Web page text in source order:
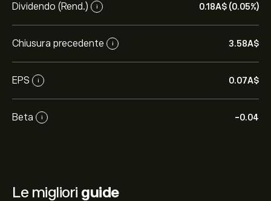
Dividendo (Rend.) i 0.18‎A$‎ (0.05%)
Chiusura precedente i 3.58‎A$‎
EPS i 0.07‎A$‎
Beta i -0.04
Le migliori guide